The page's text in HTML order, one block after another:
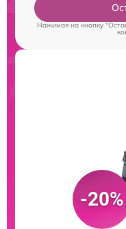
Нажимая на кнопку
-20%